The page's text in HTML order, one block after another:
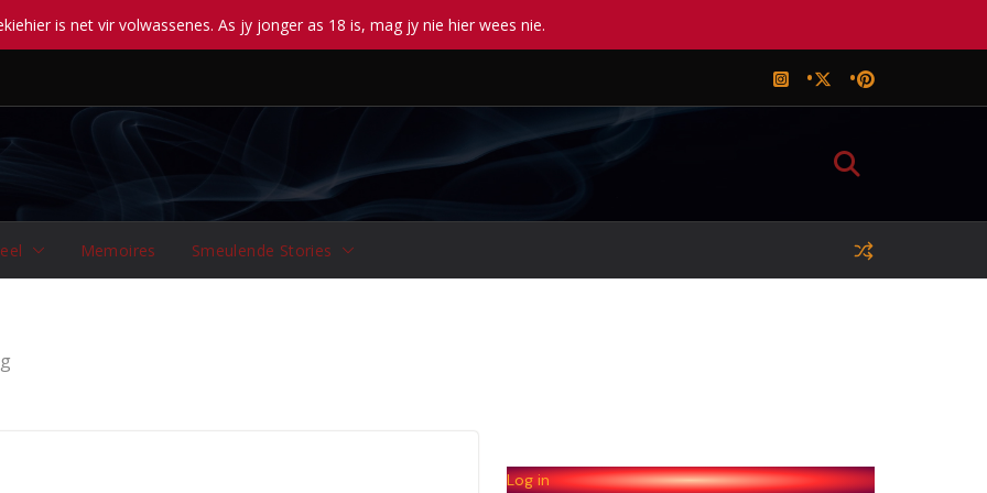
is net vir volwassenes. As jy jonger as 18 is, mag jy nie hier wees nie.
Memoires Smeulende Stories
Log in